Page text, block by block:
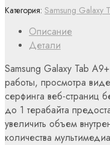
Описание
Детали
Samsung Galaxy Tab
работы, просмотра
серфинга веб-страниц
до 1 терабайта
увеличить объем
количества
Категория: Samsung Galaxy